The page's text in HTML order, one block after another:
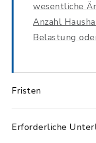
wesentliche
Anzahl
Belastung
Fristen
Erforderliche